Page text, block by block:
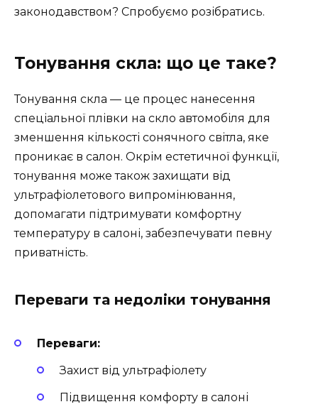
законодавством? Спробуємо розібратись.
Тонування скла: що це таке?
Тонування скла — це процес нанесення
спеціальної плівки на скло автомобіля для
зменшення кількості сонячного світла, яке
проникає в салон. Окрім естетичної функції,
тонування може також захищати від
ультрафіолетового випромінювання,
допомагати підтримувати комфортну
температуру в салоні, забезпечувати певну
приватність.
Переваги та недоліки тонування
Переваги:
Захист від ультрафіолету
Підвищення комфорту в салоні